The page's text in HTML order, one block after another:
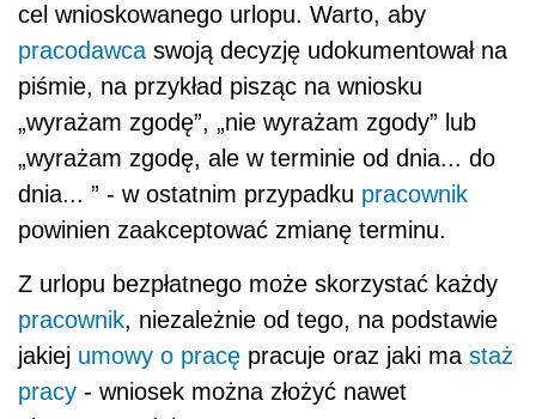
cel wnioskowanego urlopu. Warto, aby
pracodawca swoją decyzję udokumentował na
piśmie, na przykład pisząc na wniosku
„wyrażam zgodę”, „nie wyrażam zgody” lub
„wyrażam zgodę, ale w terminie od dnia... do
dnia... ” - w ostatnim przypadku pracownik
powinien zaakceptować zmianę terminu.
Z urlopu bezpłatnego może skorzystać każdy
pracownik, niezależnie od tego, na podstawie
jakiej umowy o pracę pracuje oraz jaki ma staż
pracy - wniosek można złożyć nawet